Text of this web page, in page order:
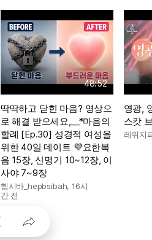
48:52
딱딱하고 닫힌 마음? 영상으
로 해결 받으세요,__*마음의
할례 [Ep.30] 성경적 여성을
위한 40일 데이트 💜요한복
음 15장, 신명기 10~12장, 이
사야 7~9장
헵시바_hepbsibah, 16시
간 전
영광,
스캇
레위지